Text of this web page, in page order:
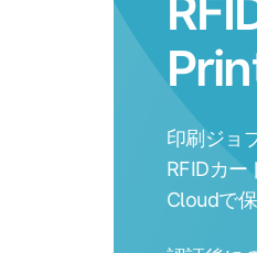
印刷ジョ
RFIDカー
Cloudで